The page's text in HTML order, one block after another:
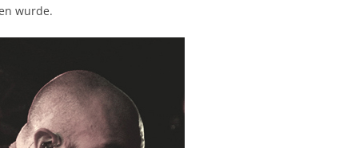
wurde.